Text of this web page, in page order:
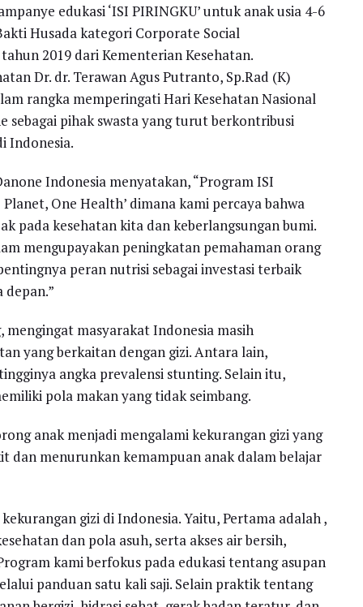
edukasi ‘ISI PIRINGKU’ untuk anak usia 4-6
Husada kategori Corporate Social
2019 dari Kementerian Kesehatan.
Dr. dr. Terawan Agus Putranto, Sp.Rad (K)
rangka memperingati Hari Kesehatan Nasional
sebagai pihak swasta yang turut berkontribusi
Indonesia.
Indonesia menyatakan, “Program ISI
One Health’ dimana kami percaya bahwa
pada kesehatan kita dan keberlangsungan bumi.
mengupayakan peningkatan pemahaman orang
peran nutrisi sebagai investasi terbaik
mengingat masyarakat Indonesia masih
yang berkaitan dengan gizi. Antara lain,
angka prevalensi stunting. Selain itu,
pola makan yang tidak seimbang.
anak menjadi mengalami kekurangan gizi yang
dan menurunkan kemampuan anak dalam belajar
gizi di Indonesia. Yaitu, Pertama adalah ,
dan pola asuh, serta akses air bersih,
kami berfokus pada edukasi tentang asupan
panduan satu kali saji. Selain praktik tentang